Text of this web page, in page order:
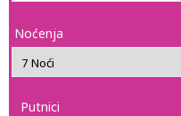
Noćenja
Putnici